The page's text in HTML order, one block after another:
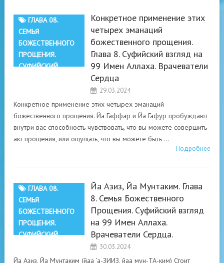
ГЛАВА 08.
СЕМЬЯ
БОЖЕСТВЕННОГО
ПРОЩЕНИЯ.
СУФИЙСКИЙ
Конкретное применение этих
четырех эманаций
божественного прощения.
Глава 8. Суфийский взгляд на
99 Имен Аллаха. Врачеватели
Сердца
29.03.2024
Конкретное применение этих четырех эманаций
божественного прощения. Йа Гаффар и Йа Гафур пробуждают
внутри вас способность чувствовать, что вы можете совершить
акт прощения, или ощущать, что вы можете быть …
Подробнее
ГЛАВА 08.
СЕМЬЯ
БОЖЕСТВЕННОГО
ПРОЩЕНИЯ.
СУФИЙСКИЙ
ИМЕН АЛЛАХА.
Йа Азиз, Йа Мунтаким. Глава
8. Семья Божественного
Прощения. Суфийский взгляд
на 99 Имен Аллаха.
Врачеватели Сердца.
30.03.2024
Йа Азиз, Йа Мунтаким (йаа ‘а-ЗИИЗ, йаа мун-ТА-ким) Стоит